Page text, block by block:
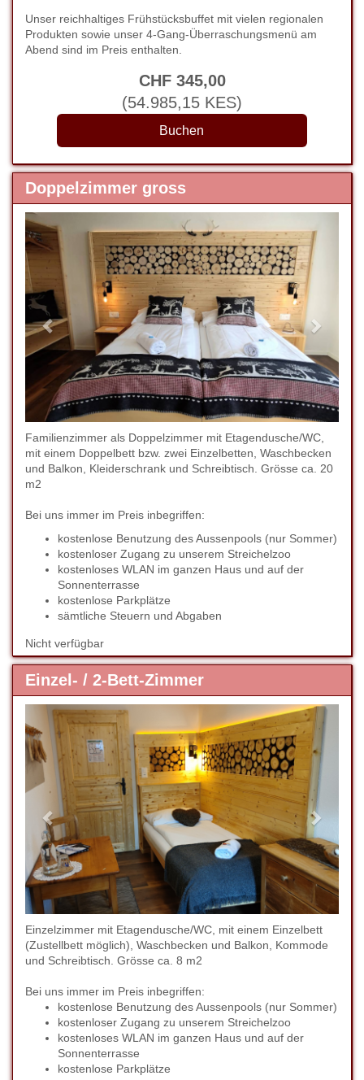
Unser reichhaltiges Frühstücksbuffet mit vielen regionalen
Produkten sowie unser 4-Gang-Überraschungsmenü am
Abend sind im Preis enthalten.
CHF 345,00
(54.985,15 KES)
Doppelzimmer gross
Previous
Familienzimmer als Doppelzimmer mit Etagendusche/WC,
mit einem Doppelbett bzw. zwei Einzelbetten, Waschbecken
und Balkon, Kleiderschrank und Schreibtisch. Grösse ca. 20
m2
Bei uns immer im Preis inbegriffen:
kostenlose Benutzung des Aussenpools (nur Sommer)
kostenloser Zugang zu unserem Streichelzoo
kostenloses WLAN im ganzen Haus und auf der
Sonnenterrasse
kostenlose Parkplätze
sämtliche Steuern und Abgaben
Nicht verfügbar
Einzel- / 2-Bett-Zimmer
Previous
Next
Einzelzimmer mit Etagendusche/WC, mit einem Einzelbett
(Zustellbett möglich), Waschbecken und Balkon, Kommode
und Schreibtisch. Grösse ca. 8 m2
Bei uns immer im Preis inbegriffen:
kostenlose Benutzung des Aussenpools (nur Sommer)
kostenloser Zugang zu unserem Streichelzoo
kostenloses WLAN im ganzen Haus und auf der
Sonnenterrasse
kostenlose Parkplätze